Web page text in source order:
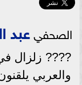
الصحفيعبد
???? زلزال
والعربي